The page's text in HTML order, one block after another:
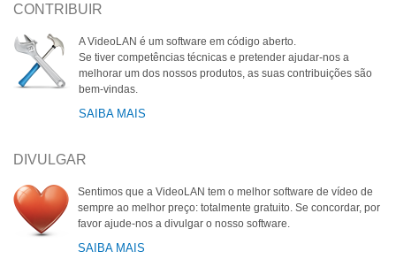
CONTRIBUIR
A VideoLAN é um software em código aberto.
Se tiver competências técnicas e pretender ajudar-nos a
melhorar um dos nossos produtos, as suas contribuições são
bem-vindas.
SAIBA MAIS
DIVULGAR
Sentimos que a VideoLAN tem o melhor software de vídeo de
sempre ao melhor preço: totalmente gratuito. Se concordar, por
favor ajude-nos a divulgar o nosso software.
SAIBA MAIS